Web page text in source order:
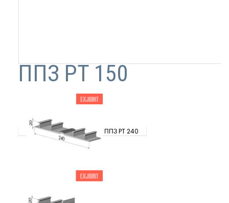
ППЗ PT 150
ППЗ PT 240